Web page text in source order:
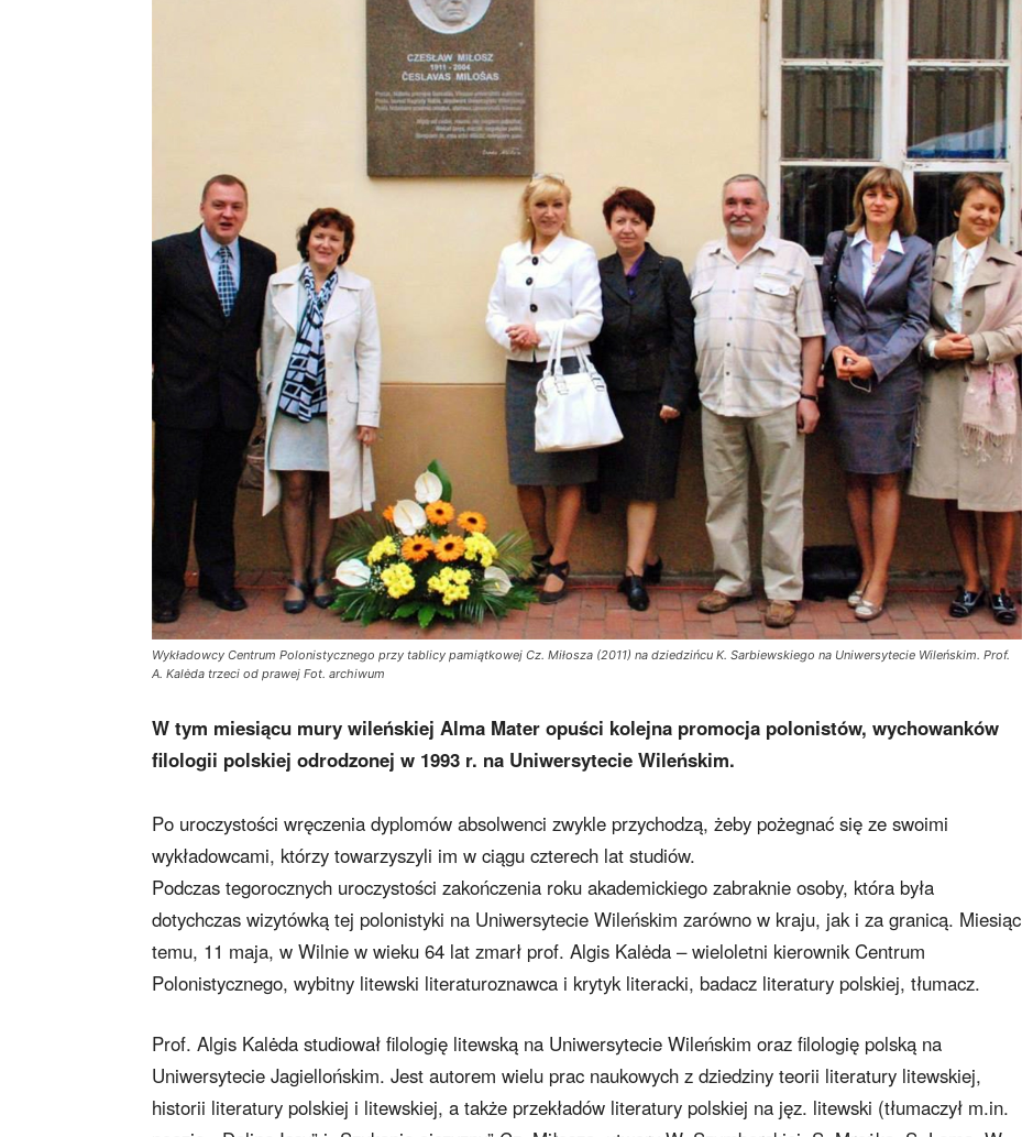
Wykładowcy Centrum Polonistycznego przy tablicy pamiątkowej Cz. Miłosza (2011) na dziedzińcu K. Sarbiewskiego na Uniwersytecie Wileńskim. Prof.
A. Kalėda trzeci od prawej Fot. archiwum
W tym miesiącu mury wileńskiej Alma Mater opuści kolejna promocja polonistów, wychowanków
filologii polskiej odrodzonej w 1993 r. na Uniwersytecie Wileńskim.
Po uroczystości wręczenia dyplomów absolwenci zwykle przychodzą, żeby pożegnać się ze swoimi
wykładowcami, którzy towarzyszyli im w ciągu czterech lat studiów.
Podczas tegorocznych uroczystości zakończenia roku akademickiego zabraknie osoby, która była
dotychczas wizytówką tej polonistyki na Uniwersytecie Wileńskim zarówno w kraju, jak i za granicą. Miesiąc
temu, 11 maja, w Wilnie w wieku 64 lat zmarł prof. Algis Kalėda – wieloletni kierownik Centrum
Polonistycznego, wybitny litewski literaturoznawca i krytyk literacki, badacz literatury polskiej, tłumacz.
Prof. Algis Kalėda studiował filologię litewską na Uniwersytecie Wileńskim oraz filologię polską na
Uniwersytecie Jagiellońskim. Jest autorem wielu prac naukowych z dziedziny teorii literatury litewskiej,
historii literatury polskiej i litewskiej, a także przekładów literatury polskiej na jęz. litewski (tłumaczył m.in.